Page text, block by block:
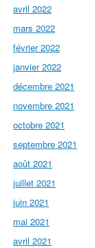
avril 2022
mars 2022
février 2022
janvier 2022
décembre 2021
novembre 2021
octobre 2021
septembre 2021
août 2021
juillet 2021
juin 2021
mai 2021
avril 2021